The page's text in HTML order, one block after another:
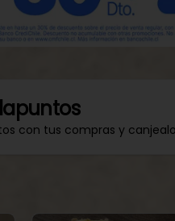
con tus compras y